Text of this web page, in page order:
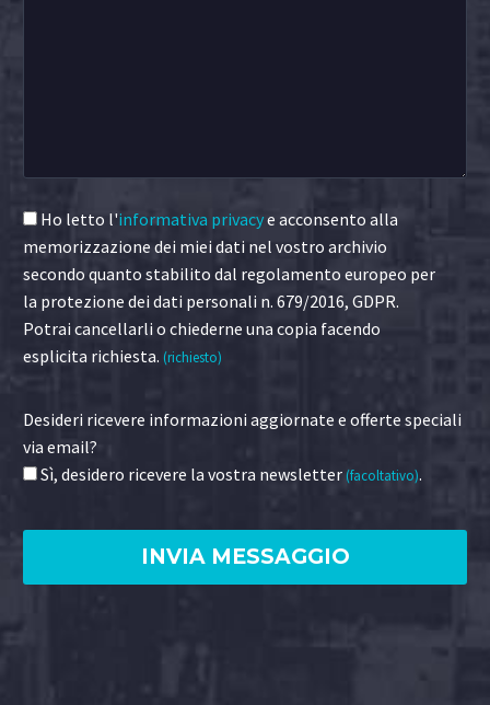
Ho letto l'informativa privacye acconsento alla
memorizzazione dei miei dati nel vostro archivio
secondo quanto stabilito dal regolamento europeo per
la protezione dei dati personali n. 679/2016, GDPR.
Potrai cancellarli o chiederne una copia facendo
esplicita richiesta. (richiesto)
Desideri ricevere informazioni aggiornate e offerte speciali
via email?
Sì, desidero ricevere la vostra newsletter(facoltativo).